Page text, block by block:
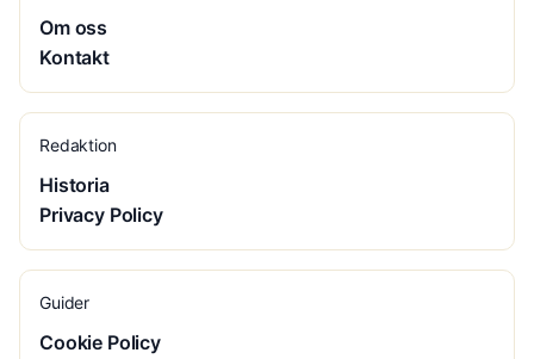
Om oss
Kontakt
Redaktion
Historia
Privacy Policy
Guider
Cookie Policy